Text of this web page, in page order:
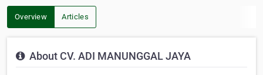
Overview Articles
About CV. ADI MANUNGGAL JAYA